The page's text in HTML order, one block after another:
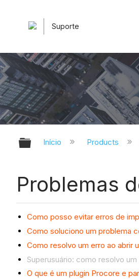
Suporte
Expandir/
Início Products
Problemas
Como posso evitar erros de
Como soluciono um problema
Como resolvo um erro ao abrir
Superusuário: como resolvo
O que é um plugin Procore e